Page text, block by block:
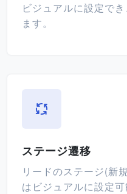
ビジュアルに設定で
ます。
ステージ遷移
リードのステージ(新
はビジュアルに設定